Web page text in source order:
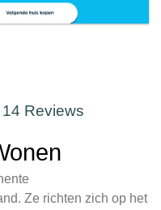
14 Reviews
Ze richten zich op het